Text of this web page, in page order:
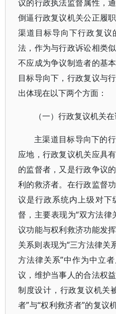
议的行政执法监督属性，
倒逼行政复议机关公正履
渠道目标导向下行政复议
法，作为与行政诉讼相类
不应成为争议制造者的基
目标导向下，行政复议与
出体现在以下两个方面：
（一）行政复议机关
主渠道目标导向下的
应地，行政复议机关应具
的监督者，又是行政争议
利的救济者。在行政监督
议是行政系统内上级对下
督，主要表现为“双方法
议功能与权利救济功能发
关系则表现为“三方法律关
方法律关系”中作为中立
议，维护当事人的合法权
制度设计，行政复议机关
者”与“权利救济者”的复议